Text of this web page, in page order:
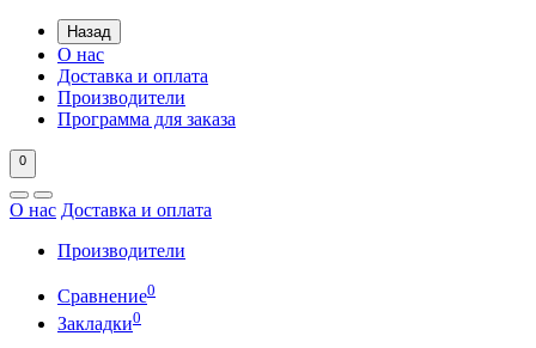
Назад
О нас
Доставка и оплата
Производители
Программа для заказа
0
О нас Доставка и оплата
Производители
Сравнение0
Закладки0